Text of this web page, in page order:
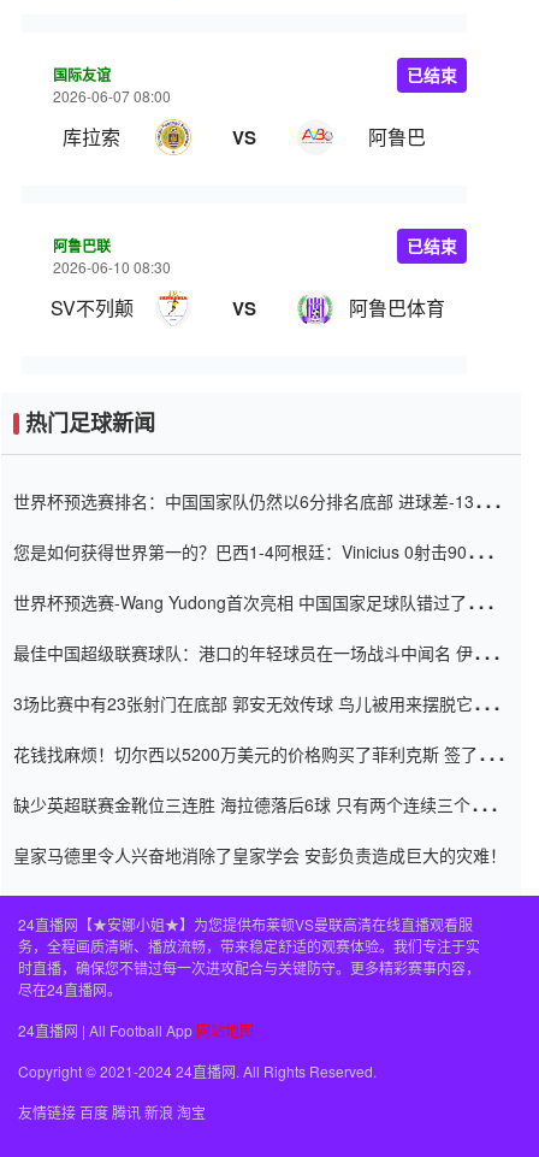
国际友谊
2026-06-07 08:00
库拉索 VS 阿鲁巴
已结束
阿鲁巴联
2026-06-10 08:30
SV不列颠 VS 阿鲁巴体育
已结束
热门足球新闻
世界杯预选赛排名：中国国家队仍然以6分排名底部 进球差-13令人
您是如何获得世界第一的？巴西1-4阿根廷：Vinicius 0射击90分钟
世界杯预选赛-Wang Yudong首次亮相 中国国家足球队错过了世界
最佳中国超级联赛球队：港口的年轻球员在一场战斗中闻名 伊万放
3场比赛中有23张射门在底部 郭安无效传球 鸟儿被用来摆脱它
花钱找麻烦！切尔西以5200万美元的价格购买了菲利克斯 签了7年
缺少英超联赛金靴位三连胜 海拉德落后6球 只有两个连续三个连续
皇家马德里令人兴奋地消除了皇家学会 安彭负责造成巨大的灾难！
24直播网【★安娜小姐★】为您提供布莱顿VS曼联高清在线直播观看服
务，全程画质清晰、播放流畅，带来稳定舒适的观赛体验。我们专注于实
时直播，确保您不错过每一次进攻配合与关键防守。更多精彩赛事内容，
尽在24直播网。
24直播网 | All Football App 网站地图
Copyright © 2021-2024 24直播网. All Rights Reserved.
友情链接百度腾讯新浪 淘宝